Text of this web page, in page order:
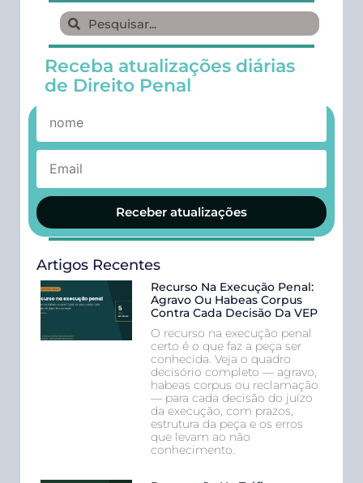
Receba atualizações diárias
de Direito Penal
Receber atualizações
Artigos Recentes
Recurso Na Execução Penal:
Agravo Ou Habeas Corpus
Contra Cada Decisão Da VEP
O recurso na execução penal
certo é o que faz a peça ser
conhecida. Veja o quadro
decisório completo — agravo,
habeas corpus ou reclamação
— para cada decisão do juízo
da execução, com prazos,
estrutura da peça e os erros
que levam ao não
conhecimento.